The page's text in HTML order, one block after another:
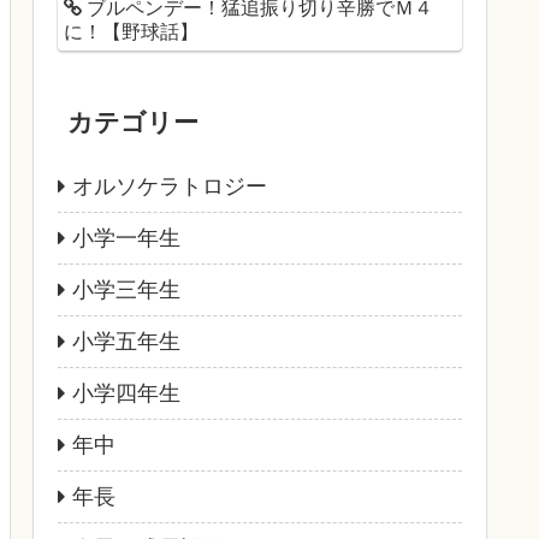
ブルペンデー！猛追振り切り辛勝でＭ４
に！【野球話】
カテゴリー
オルソケラトロジー
小学一年生
小学三年生
小学五年生
小学四年生
年中
年長